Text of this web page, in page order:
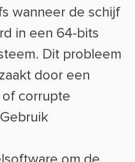
wanneer de schijf
in een 64-bits
Dit probleem
door een
of corrupte